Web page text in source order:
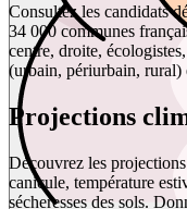
Consultez les candidats
34 000 communes
centre, droite,
(urbain, périurbain, rural)
Projections
Découvrez les
canicule, température
sécheresses des sols.